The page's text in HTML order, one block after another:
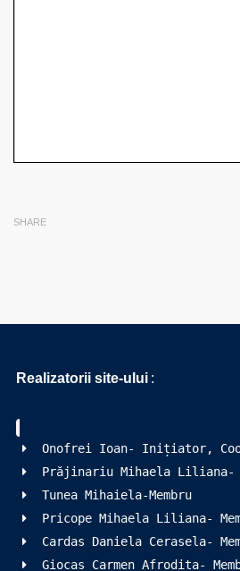
SHARE
Realizatorii site-ului :
Onofrei Ioan- Inițiator,
Prăjinariu Mihaela Liliana-
Tunea Mihaiela-Membru
Pricope Mihaela Liliana-
Cardas Daniela Cerasela-
Giocaș Carmen Afrodita-